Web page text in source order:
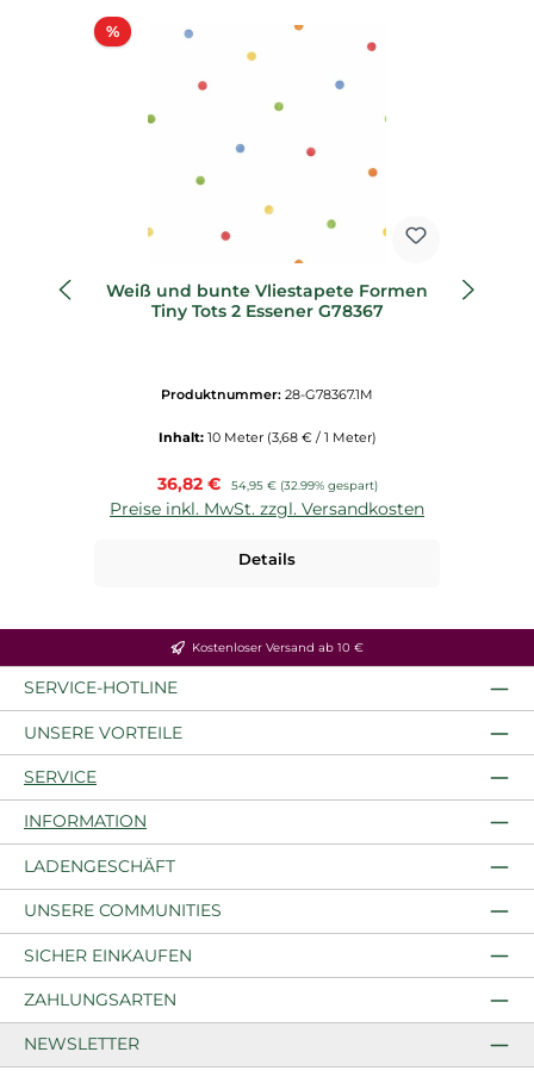
%Rabatt
Weiß und bunte Vliestapete Formen
Tiny Tots 2 Essener G78367
Produktnummer: 28-G78367.1M
Inhalt: 10 Meter (3,68 € / 1 Meter)
Verkaufspreis:
36,82 € Regulärer Preis:
54,95 € (32.99% gespart)
Preise inkl. MwSt. zzgl. Versandkosten
Details
Kostenloser Versand ab 10 €
SERVICE-HOTLINE
UNSERE VORTEILE
SERVICE
INFORMATION
LADENGESCHÄFT
UNSERE COMMUNITIES
SICHER EINKAUFEN
ZAHLUNGSARTEN
NEWSLETTER